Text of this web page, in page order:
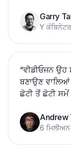
Garry
Y
“ਵੀਡੀਓਜਨ ਉਹ
ਬਣਾਉਣ
ਛੋਟੀ ਤੋਂ ਛੋਟੀ
Andrew
6